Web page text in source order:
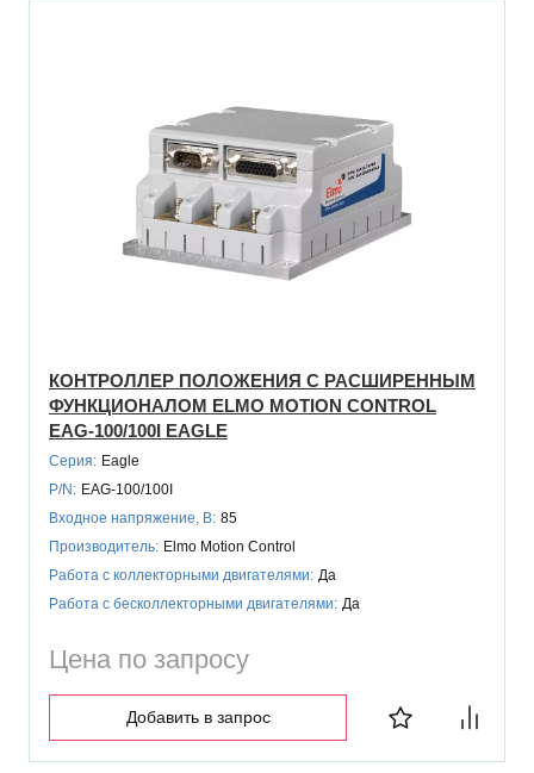
КОНТРОЛЛЕР ПОЛОЖЕНИЯ С РАСШИРЕННЫМ
ФУНКЦИОНАЛОМ ELMO MOTION CONTROL
EAG-100/100I EAGLE
Серия: Eagle
P/N: EAG-100/100I
Входное напряжение, В: 85
Производитель: Elmo Motion Control
Работа с коллекторными двигателями: Да
Работа с бесколлекторными двигателями: Да
Цена по запросу
Добавить в запрос